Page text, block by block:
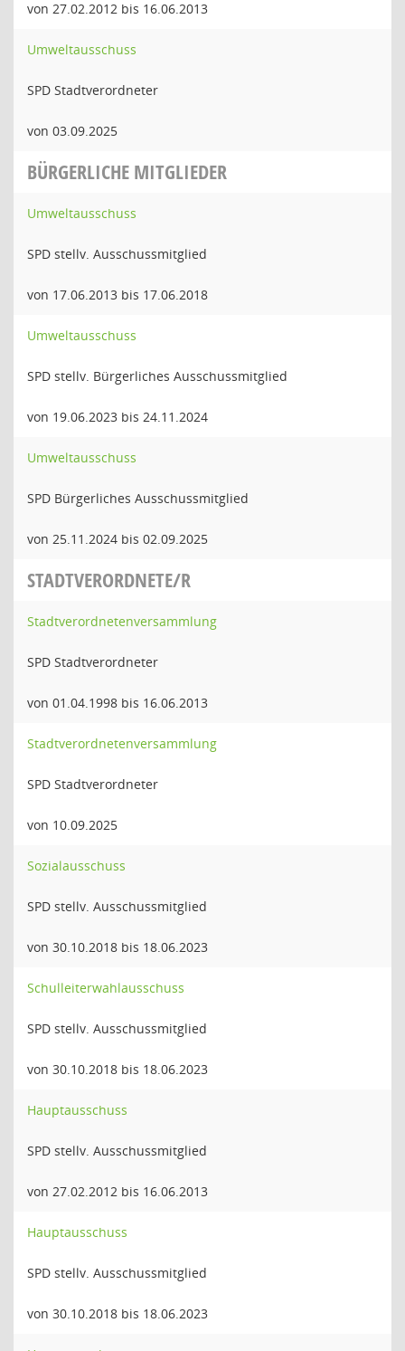
von 27.02.2012 bis 16.06.2013
Umweltausschuss
SPD Stadtverordneter
von 03.09.2025
BÜRGERLICHE MITGLIEDER
Umweltausschuss
SPD stellv. Ausschussmitglied
von 17.06.2013 bis 17.06.2018
Umweltausschuss
SPD stellv. Bürgerliches Ausschussmitglied
von 19.06.2023 bis 24.11.2024
Umweltausschuss
SPD Bürgerliches Ausschussmitglied
von 25.11.2024 bis 02.09.2025
STADTVERORDNETE/R
Stadtverordnetenversammlung
SPD Stadtverordneter
von 01.04.1998 bis 16.06.2013
Stadtverordnetenversammlung
SPD Stadtverordneter
von 10.09.2025
Sozialausschuss
SPD stellv. Ausschussmitglied
von 30.10.2018 bis 18.06.2023
Schulleiterwahlausschuss
SPD stellv. Ausschussmitglied
von 30.10.2018 bis 18.06.2023
Hauptausschuss
SPD stellv. Ausschussmitglied
von 27.02.2012 bis 16.06.2013
Hauptausschuss
SPD stellv. Ausschussmitglied
von 30.10.2018 bis 18.06.2023